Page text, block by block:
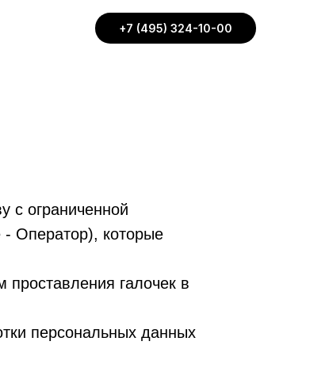
+7 (495) 324-10-00
с ограниченной
Оператор), которые
проставления галочек в
персональных данных